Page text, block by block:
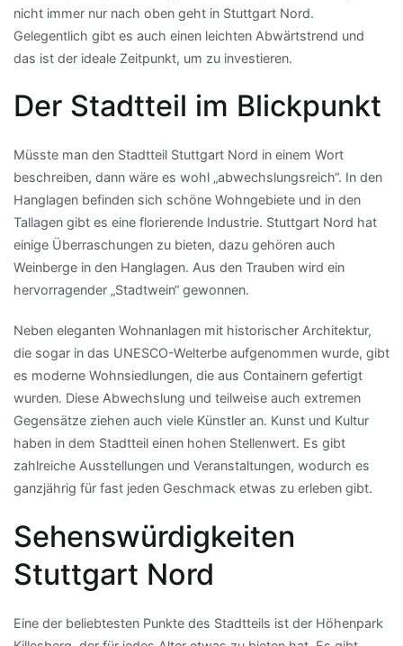
nicht immer nur nach oben geht in Stuttgart Nord.
Gelegentlich gibt es auch einen leichten Abwärtstrend und
das ist der ideale Zeitpunkt, um zu investieren.
Der Stadtteil im Blickpunkt
Müsste man den Stadtteil Stuttgart Nord in einem Wort
beschreiben, dann wäre es wohl „abwechslungsreich“. In den
Hanglagen befinden sich schöne Wohngebiete und in den
Tallagen gibt es eine florierende Industrie. Stuttgart Nord hat
einige Überraschungen zu bieten, dazu gehören auch
Weinberge in den Hanglagen. Aus den Trauben wird ein
hervorragender „Stadtwein“ gewonnen.
Neben eleganten Wohnanlagen mit historischer Architektur,
die sogar in das UNESCO-Welterbe aufgenommen wurde, gibt
es moderne Wohnsiedlungen, die aus Containern gefertigt
wurden. Diese Abwechslung und teilweise auch extremen
Gegensätze ziehen auch viele Künstler an. Kunst und Kultur
haben in dem Stadtteil einen hohen Stellenwert. Es gibt
zahlreiche Ausstellungen und Veranstaltungen, wodurch es
ganzjährig für fast jeden Geschmack etwas zu erleben gibt.
Sehenswürdigkeiten
Stuttgart Nord
Eine der beliebtesten Punkte des Stadtteils ist der Höhenpark